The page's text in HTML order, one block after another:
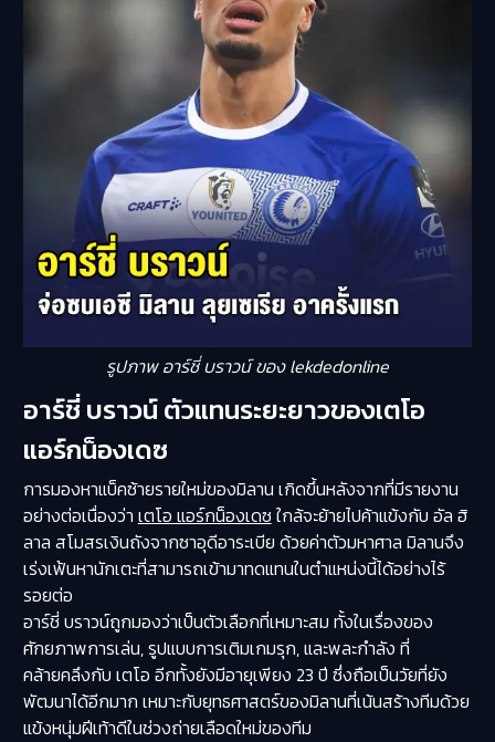
รูปภาพ อาร์ชี่ บราวน์ ของ lekdedonline
อาร์ชี่ บราวน์ ตัวแทนระยะยาวของเตโอ
แอร์กน็องเดซ
การมองหาแบ็คซ้ายรายใหม่ของมิลาน เกิดขึ้นหลังจากที่มีรายงาน
อย่างต่อเนื่องว่า เตโอ แอร์กน็องเดซ ใกล้จะย้ายไปค้าแข้งกับ อัล ฮิ
ลาล สโมสรเงินถังจากซาอุดีอาระเบีย ด้วยค่าตัวมหาศาล มิลานจึง
เร่งเฟ้นหานักเตะที่สามารถเข้ามาทดแทนในตำแหน่งนี้ได้อย่างไร้
รอยต่อ
อาร์ชี่ บราวน์ถูกมองว่าเป็นตัวเลือกที่เหมาะสม ทั้งในเรื่องของ
ศักยภาพการเล่น, รูปแบบการเติมเกมรุก, และพละกำลัง ที่
คล้ายคลึงกับ เตโอ อีกทั้งยังมีอายุเพียง 23 ปี ซึ่งถือเป็นวัยที่ยัง
พัฒนาได้อีกมาก เหมาะกับยุทธศาสตร์ของมิลานที่เน้นสร้างทีมด้วย
แข้งหนุ่มฝีเท้าดีในช่วงถ่ายเลือดใหม่ของทีม